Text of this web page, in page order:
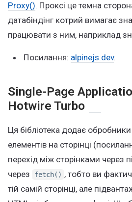
Proxy(). Проксі це темна
датабіндінг котрий вимагає
працювати з ним, наприклад
Посилання: alpinejs.dev.
Single-Page
Hotwire Turbo
Ця бібліотека додає
елементів на сторінці
перехід між сторінками через
через
fetch() , тобто ви
тій самій сторінці, але